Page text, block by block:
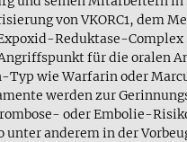
von VKORC1, dem
Reduktase-Complex
für die oralen
Typ wie Warfarin oder
werden zur
oder Embolie-
unter anderem in der